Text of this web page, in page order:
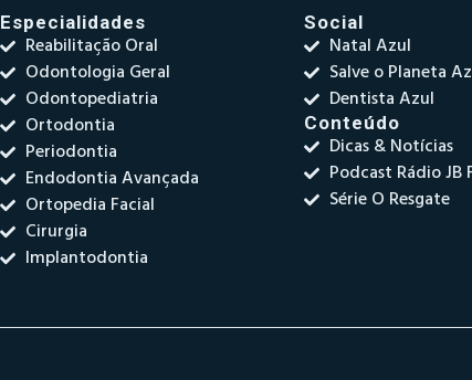
Especialidades
Reabilitação Oral
Odontologia Geral
Odontopediatria
Ortodontia
Periodontia
Endodontia Avançada
Ortopedia Facial
Cirurgia
Implantodontia
Social
Natal Azul
Salve o Planeta
Dentista Azul
Conteúdo
Dicas & Notícias
Podcast Rádio JB
Série O Resgate